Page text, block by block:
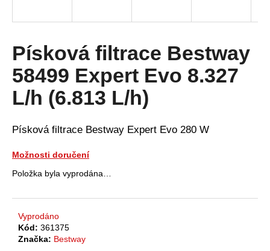
Písková filtrace Bestway
58499 Expert Evo 8.327
L/h (6.813 L/h)
Písková filtrace Bestway Expert Evo 280 W
Možnosti doručení
Položka byla vyprodána…
Vyprodáno
Kód: 361375
Značka: Bestway
í
t
?
p
o